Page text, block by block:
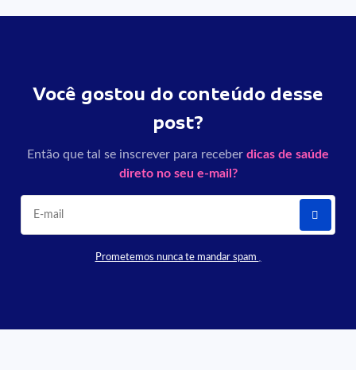
Você gostou do conteúdo desse
post?
Então que tal se inscrever para receber dicas de saúde
direto no seu e-mail?
Prometemos nunca te mandar spam